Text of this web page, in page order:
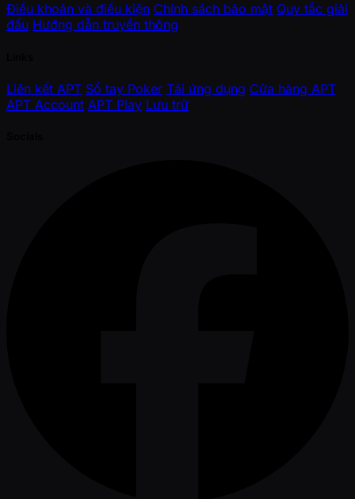
Điều khoản và điều kiện Chính sách bảo mật Quy tắc giải
đấu Hướng dẫn truyền thông
Liên kết APT Sổ tay Poker Tải ứng dụng Cửa hàng APT
APT Account APT Play Lưu trữ